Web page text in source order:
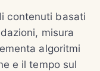
contenuti basati
misura
algoritmi
e il tempo sul